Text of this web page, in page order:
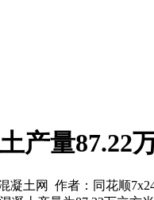
产量87.22
凝土网 作者：同花顺